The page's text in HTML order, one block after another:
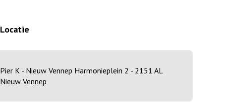
Locatie
Pier K - Nieuw Vennep Harmonieplein 2 - 2151 AL
Nieuw Vennep